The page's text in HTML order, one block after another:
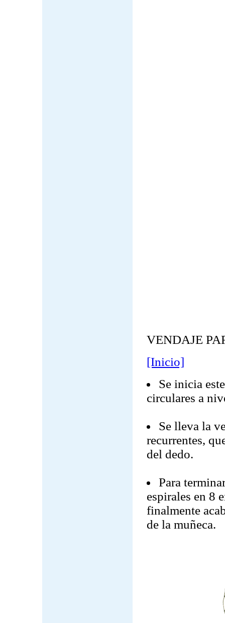
VENDAJE
[Inicio]
Se inicia
circulares a
Se lleva la
recurrentes,
del dedo.
Para
espirales en 8
finalmente
de la muñeca.